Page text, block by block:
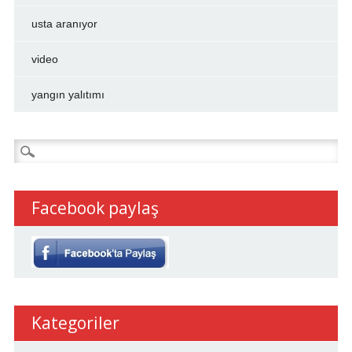
usta aranıyor
video
yangın yalıtımı
Arama:
Facebook paylaş
Kategoriler